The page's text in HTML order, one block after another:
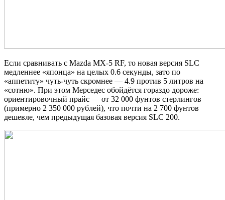
Если сравнивать с Mazda MX-5 RF, то новая версия SLC
медленнее «японца» на целых 0.6 секунды, зато по
«аппетиту» чуть-чуть скромнее — 4.9 против 5 литров на
«сотню». При этом Мерседес обойдётся гораздо дороже:
ориентировочный прайс — от 32 000 фунтов стерлингов
(примерно 2 350 000 рублей), что почти на 2 700 фунтов
дешевле, чем предыдущая базовая версия SLC 200.